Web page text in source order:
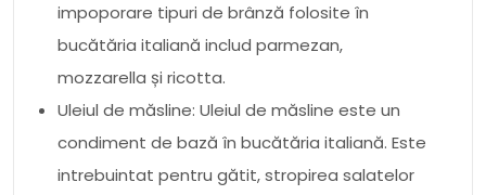
impoporare tipuri de brânză folosite în
bucătăria italiană includ parmezan,
mozzarella și ricotta.
Uleiul de măsline: Uleiul de măsline este un
condiment de bază în bucătăria italiană. Este
intrebuintat pentru gătit, stropirea salatelor